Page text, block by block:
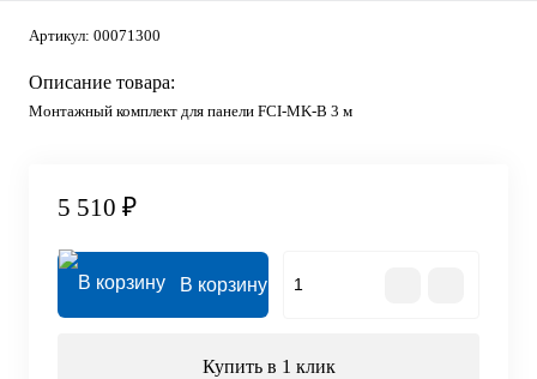
Артикул: 00071300
Описание товара:
Монтажный комплект для панели FCI-MK-B 3 м
5 510 ₽
В корзину
Купить в 1 клик